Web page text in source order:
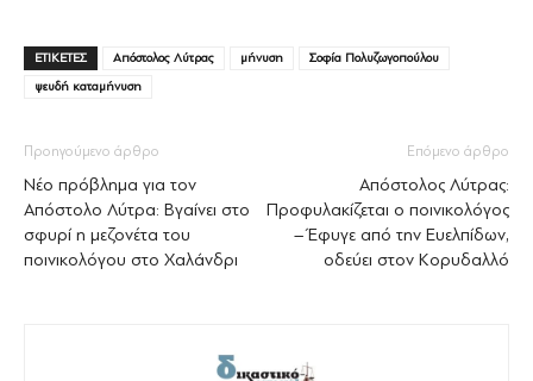
ΕΤΙΚΕΤΕΣ Απόστολος Λύτρας μήνυση
Σοφία Πολυζωγοπούλου
ψευδή καταμήνυση
Προηγούμενο άρθρο
Νέο πρόβλημα για τον
Απόστολο Λύτρα: Βγαίνει στο
σφυρί η μεζονέτα του
ποινικολόγου στο Χαλάνδρι
Επόμενο άρθρο
Απόστολος Λύτρας:
Προφυλακίζεται ο ποινικολόγος
– Έφυγε από την Ευελπίδων,
οδεύει στον Κορυδαλλό